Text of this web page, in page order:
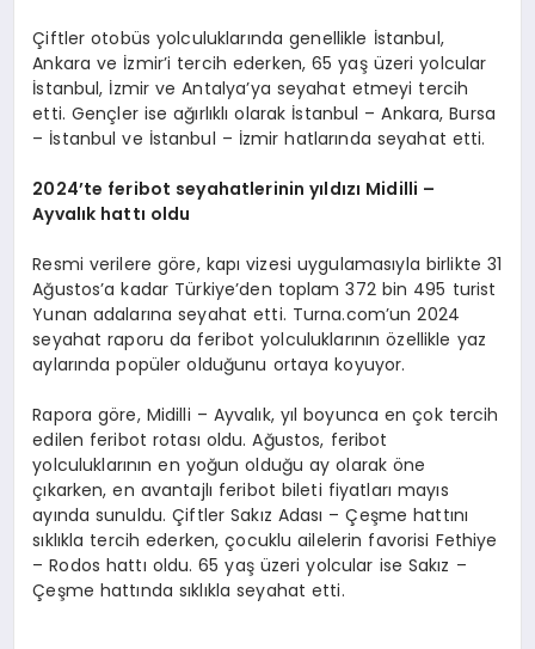
Çiftler otobüs yolculuklarında genellikle İstanbul,
Ankara ve İzmir’i tercih ederken, 65 yaş üzeri yolcular
İstanbul, İzmir ve Antalya’ya seyahat etmeyi tercih
etti. Gençler ise ağırlıklı olarak İstanbul – Ankara, Bursa
– İstanbul ve İstanbul – İzmir hatlarında seyahat etti.
2024’te feribot seyahatlerinin yıldızı Midilli –
Ayvalık hattı oldu
Resmi verilere göre, kapı vizesi uygulamasıyla birlikte 31
Ağustos’a kadar Türkiye’den toplam 372 bin 495 turist
Yunan adalarına seyahat etti. Turna.com’un 2024
seyahat raporu da feribot yolculuklarının özellikle yaz
aylarında popüler olduğunu ortaya koyuyor.
Rapora göre, Midilli – Ayvalık, yıl boyunca en çok tercih
edilen feribot rotası oldu. Ağustos, feribot
yolculuklarının en yoğun olduğu ay olarak öne
çıkarken, en avantajlı feribot bileti fiyatları mayıs
ayında sunuldu. Çiftler Sakız Adası – Çeşme hattını
sıklıkla tercih ederken, çocuklu ailelerin favorisi Fethiye
– Rodos hattı oldu. 65 yaş üzeri yolcular ise Sakız –
Çeşme hattında sıklıkla seyahat etti.